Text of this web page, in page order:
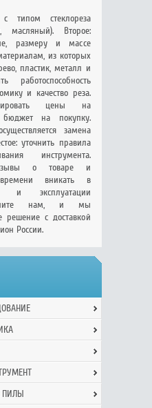
с типом стеклореза
масляный). Второе:
размеру и массе
из которых
пластик, металл и
работоспособность
и качество реза.
цены на
бюджет на покупку.
замена
уточнить правила
инструмента.
о товаре и
вникать в
и эксплуатации
нам, и мы
решение с доставкой
России.
ПИЛЫ